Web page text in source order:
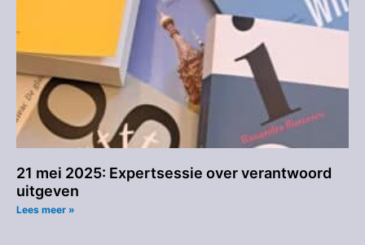
21 mei 2025: Expertsessie over verantwoord
uitgeven
Lees meer »